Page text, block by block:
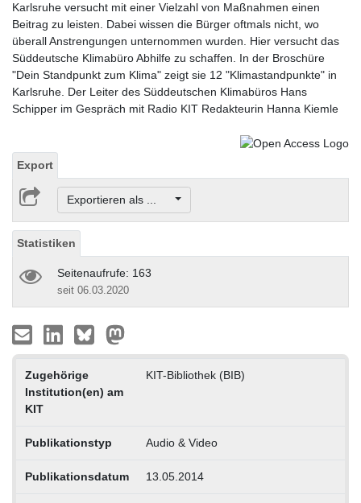
Karlsruhe versucht mit einer Vielzahl von Maßnahmen einen
Beitrag zu leisten. Dabei wissen die Bürger oftmals nicht, wo
überall Anstrengungen unternommen wurden. Hier versucht das
Süddeutsche Klimabüro Abhilfe zu schaffen. In der Broschüre
"Dein Standpunkt zum Klima" zeigt sie 12 "Klimastandpunkte" in
Karlsruhe. Der Leiter des Süddeutschen Klimabüros Hans
Schipper im Gespräch mit Radio KIT Redakteurin Hanna Kiemle
Export
Exportieren als ...
Statistiken
Seitenaufrufe: 163
seit 06.03.2020
Zugehörige
Institution(en) am
KIT
KIT-Bibliothek (BIB)
Publikationstyp Audio & Video
Publikationsdatum 13.05.2014